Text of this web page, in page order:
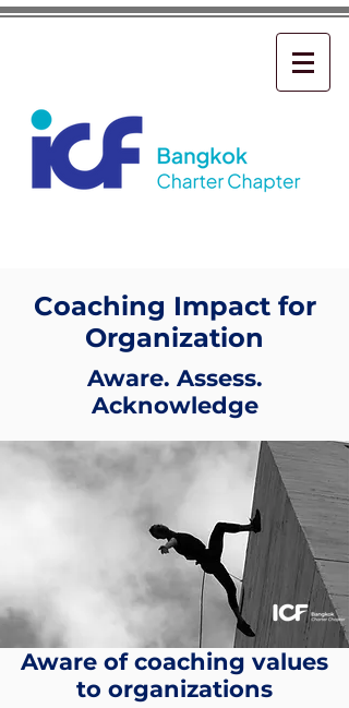
Coaching Impact for
Organization
Aware. Assess.
Acknowledge
Aware of coaching values
to organizations